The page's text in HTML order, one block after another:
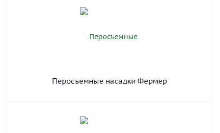
Перосъемные насадки Фермер